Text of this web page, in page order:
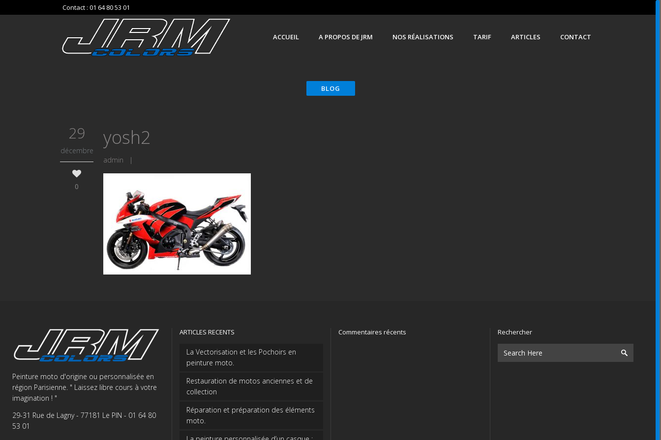
Contact : 01 64 80 53 01
ACCUEIL A PROPOS DE JRM NOS RÉALISATIONS TARIF ARTICLES CONTACT
29
décembre
0
yosh2
admin |
Peinture moto d'origine ou personnalisée en
région Parisienne. " Laissez libre cours à votre
imagination ! "
29-31 Rue de Lagny - 77181 Le PIN - 01 64 80
53 01
ARTICLES RECENTS
La Vectorisation et les Pochoirs en
peinture moto.
Restauration de motos anciennes et de
collection
Réparation et préparation des éléments
moto.
Commentaires récents Rechercher